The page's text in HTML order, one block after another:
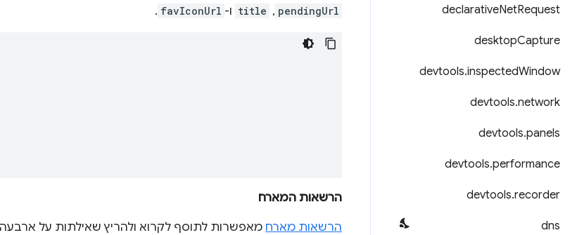
declarativeNetRequest
desktopCapture
devtools.inspectedWindow
devtools.network
devtools.panels
devtools.performance
devtools.recorder
dns
pendingUrl
,‏
title ו- favIconUrl
.
הרשאות המארח
הרשאות מארח מאפשרות לתוסף לקרוא ולהריץ שאילתות על ארבעה